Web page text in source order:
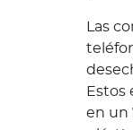
Las
Estos
en un